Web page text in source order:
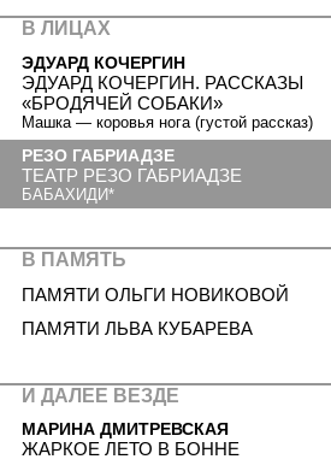
В ЛИЦАХ
ЭДУАРД КОЧЕРГИН
ЭДУАРД КОЧЕРГИН. РАССКАЗЫ
«БРОДЯЧЕЙ СОБАКИ»
Машка — коровья нога (густой рассказ)
РЕЗО ГАБРИАДЗЕ
ТЕАТР РЕЗО ГАБРИАДЗЕ
БАБАХИДИ*
В ПАМЯТЬ
ПАМЯТИ ОЛЬГИ НОВИКОВОЙ
ПАМЯТИ ЛЬВА КУБАРЕВА
И ДАЛЕЕ ВЕЗДЕ
МАРИНА ДМИТРЕВСКАЯ
ЖАРКОЕ ЛЕТО В БОННЕ